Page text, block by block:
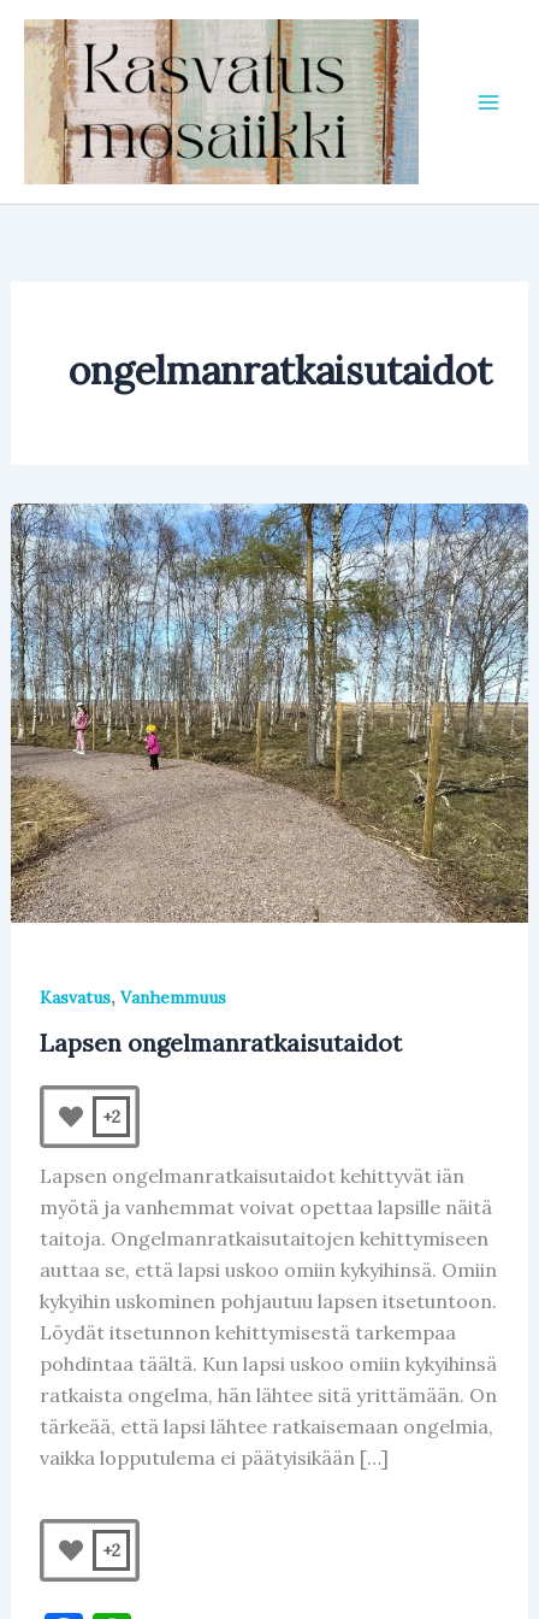
Siirry
sisältöön
ongelmanratkaisutaidot
Kasvatus, Vanhemmuus
Lapsen ongelmanratkaisutaidot
+2
Lapsen ongelmanratkaisutaidot kehittyvät iän
myötä ja vanhemmat voivat opettaa lapsille näitä
taitoja. Ongelmanratkaisutaitojen kehittymiseen
auttaa se, että lapsi uskoo omiin kykyihinsä. Omiin
kykyihin uskominen pohjautuu lapsen itsetuntoon.
Löydät itsetunnon kehittymisestä tarkempaa
pohdintaa täältä. Kun lapsi uskoo omiin kykyihinsä
ratkaista ongelma, hän lähtee sitä yrittämään. On
tärkeää, että lapsi lähtee ratkaisemaan ongelmia,
vaikka lopputulema ei päätyisikään […]
+2